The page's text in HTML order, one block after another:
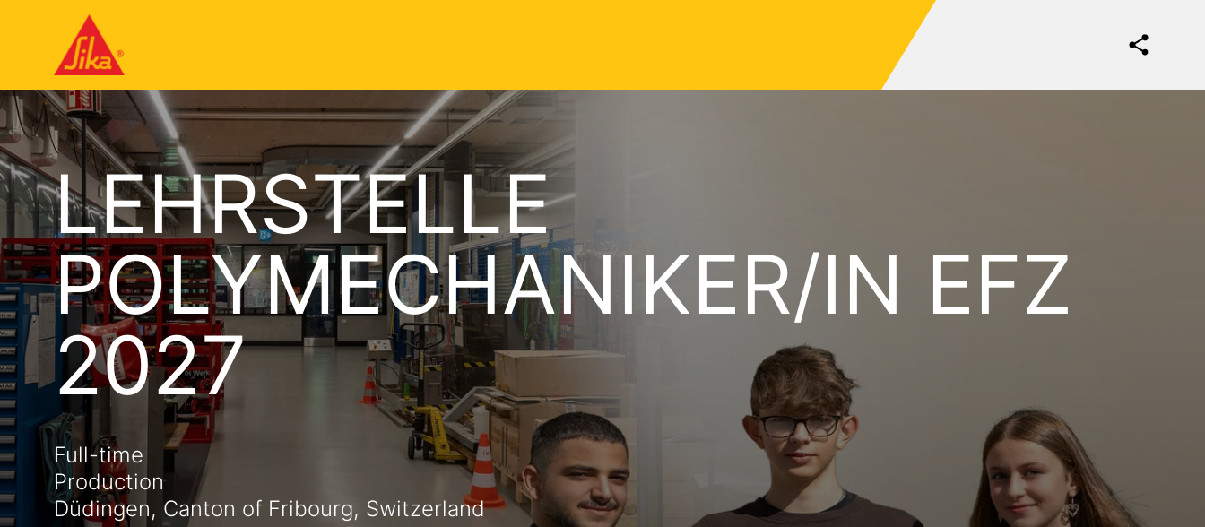
LEHRSTELLE
POLYMECHANIKER/IN EFZ
2027
Full-time
Production
Düdingen, Canton of Fribourg, Switzerland